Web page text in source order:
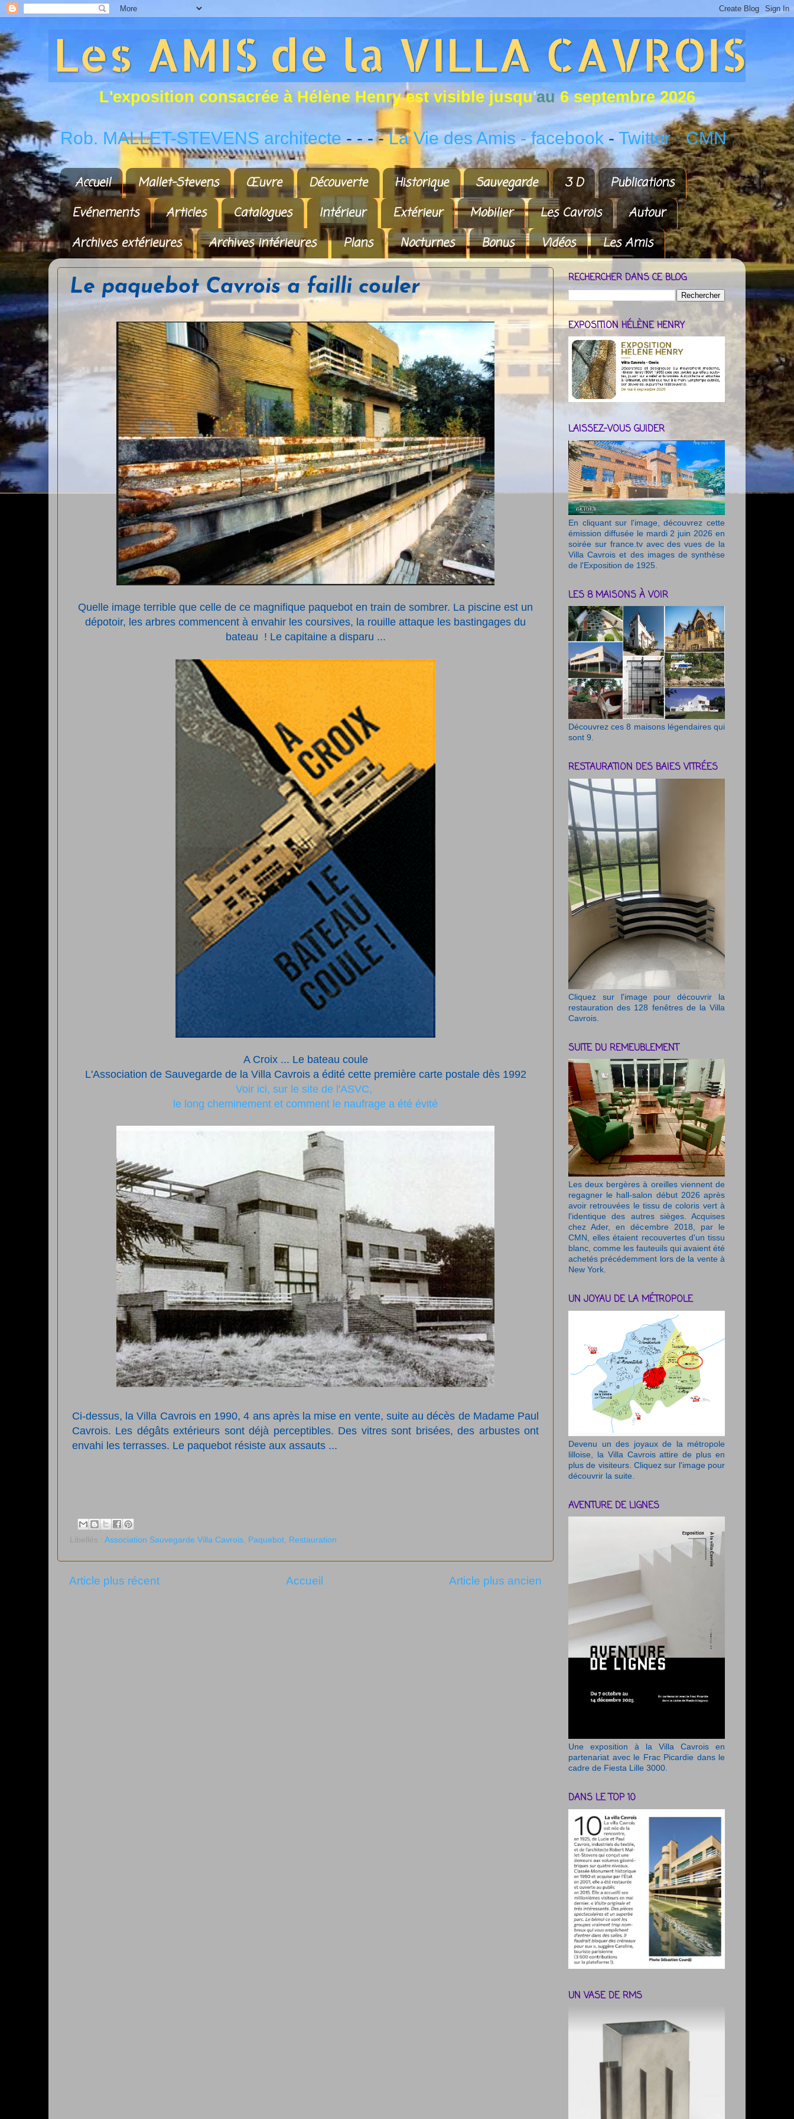
L'exposition consacrée à Hé ène Henry est visi b e jusqu'au 6 septembre 2026
Rob. MALLET-STEVENS architecte- - - -La Vie des Amis- facebook - Twitter -CMN
Accueil Mallet-Stevens Œuvre Découverte Historique Sauvegarde 3 D
Publications
Evénements
Articles Catalogues Intérieur Extérieur Mobilier Les Cavrois
Autour
Archives extérieures
Archives intérieures Plans Nocturnes Bonus Vidéos Les Amis
Le paquebot Cavrois a failli couler
Quelle image terrible que celle de ce magnifique paquebot en train de sombrer. La piscine est un
dépotoir, les arbres commencent à envahir les coursives, la rouille attaque les bastingages du
bateau ! Le capitaine a disparu ...
A Croix ... Le bateau coule
L'Association de Sauvegarde de la Villa Cavrois a édité cette première carte postale dès 1992
Voir ici, sur le site de l'ASVC,
le long cheminement et comment le naufrage a été évité
Ci-dessus, la Villa Cavrois en 1990, 4 ans après la mise en vente, suite au décès de Madame Paul
Cavrois. Les dégâts extérieurs sont déjà perceptibles. Des vitres sont brisées, des arbustes ont
envahi les terrasses. Le paquebot résiste aux assauts ...
Libellés : Association Sauvegarde Villa Cavrois Paquebot Restauration
Article plus récent Article plus ancien
Accueil
RECHERCHER DANS CE BLOG
EXPOSITION HÉLÈNE HENRY
LAISSEZ-VOUS GUIDER
En cliquant sur l'image, découvrez cette
émission diffusée le mardi 2 juin 2026 en
soirée sur france.tv avec des vues de la
Villa Cavrois et des images de synthèse
de l'Exposition de 1925.
LES 8 MAISONS À VOIR
Découvrez ces 8 maisons légendaires qui
sont 9.
RESTAURATION DES BAIES VITRÉES
Cliquez sur l'image pour découvrir la
restauration des 128 fenêtres de la Villa
Cavrois.
SUITE DU REMEUBLEMENT
Les deux bergères à oreilles viennent de
regagner le hall-salon début 2026 après
avoir retrouvées le tissu de coloris vert à
l'identique des autres sièges. Acquises
chez Ader, en décembre 2018, par le
CMN, elles étaient recouvertes d'un tissu
blanc, comme les fauteuils qui avaient été
achetés précédemment lors de la vente à
New York.
UN JOYAU DE LA MÉTROPOLE
Devenu un des joyaux de la métropole
lilloise, la Villa Cavrois attire de plus en
plus de visiteurs. Cliquez sur l'image pour
découvrir la suite.
AVENTURE DE LIGNES
Une exposition à la Villa Cavrois en
partenariat avec le Frac Picardie dans le
cadre de Fiesta Lille 3000.
DANS LE TOP 10
UN VASE DE RMS